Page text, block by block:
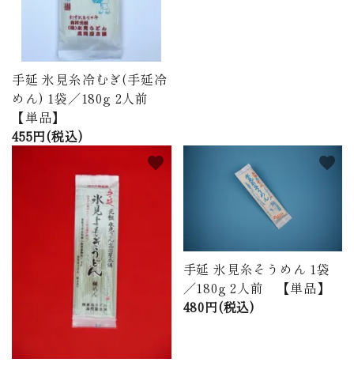
手延 氷見糸冷むぎ(手延冷
めん) 1袋／180g 2人前
【単品】
455円(税込)
favorite
手延 氷見糸そうめん 1袋
／180g 2人前 【単品】
480円(税込)
favorite